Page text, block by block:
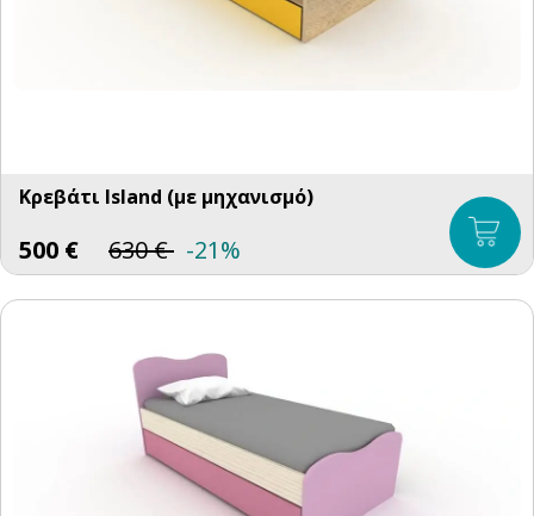
Κρεβάτι Ιsland (με μηχανισμό)
500 € 630€ -21%